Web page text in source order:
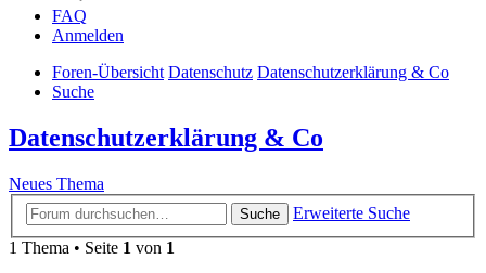
FAQ
Anmelden
Foren-Übersicht Datenschutz Datenschutzerklärung & Co
Suche
Datenschutzerklärung & Co
Neues Thema
Suche
Erweiterte Suche
1 Thema • Seite 1 von 1